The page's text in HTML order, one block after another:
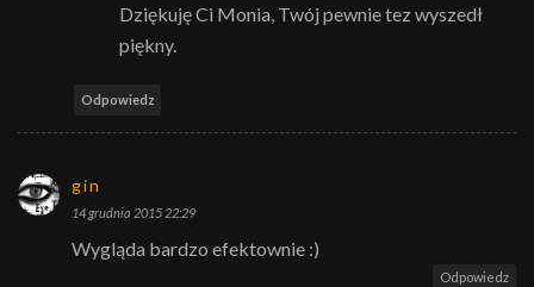
Dziękuję Ci Monia, Twój pewnie tez wyszedł
piękny.
Odpowiedz
gin
14 grudnia 2015 22:29
Wygląda bardzo efektownie :)
Odpowiedz